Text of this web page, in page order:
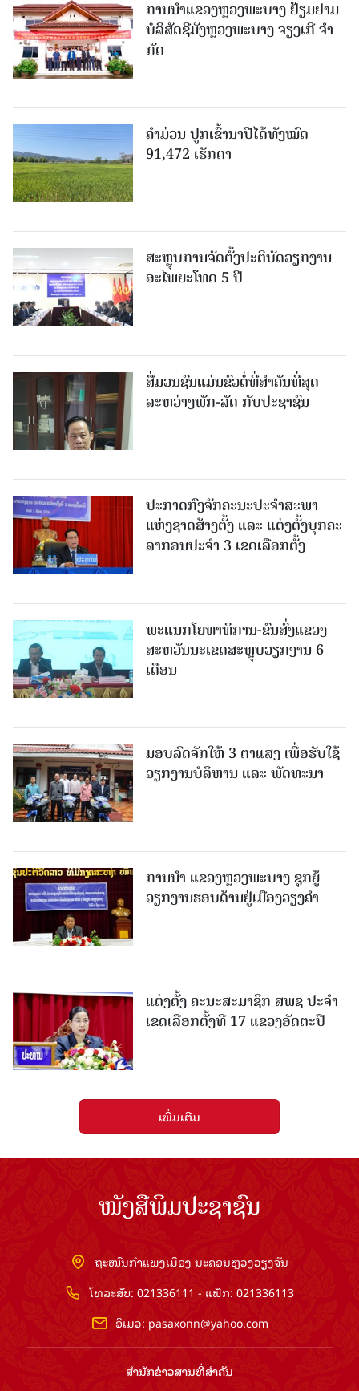
ການນຳແຂວງຫຼວງພະບາງ ຢ້ຽມ​ຢາມ
ບໍ​ລິ​ສັດຊີມັງຫຼວງພະບາງ ຈຽງເກີ ຈໍາ
ກັດ
ຄໍາມ່ວນ ປູກເຂົ້ານາປີໄດ້ທັງໝົດ
91,472 ເຮັກຕາ
ສະຫຼຸບການຈັດຕັ້ງປະຕິບັດວຽກງານ
ອະໄພຍະໂທດ 5 ປີ
ສື່ມວນຊົນແມ່ນຂົວຕໍ່ທີ່ສໍາຄັນທີ່ສຸດ
ລະຫວ່າງພັກ-ລັດ ກັບປະຊາຊົນ
ປະກາດກົງຈັກຄະນະປະຈໍາສະພາ
ແຫ່ງຊາດສ້າງຕັ້ງ ແລະ ແຕ່ງຕັ້ງບຸກຄະ
ລາກອນປະຈໍາ 3 ເຂດເລືອກຕັ້ງ
ພະແນກໂຍທາທິການ-ຂົນສົ່ງແຂວງ
ສະຫວັນນະເຂດສະຫຼຸບວຽກງານ 6
ເດືອນ
ມອບລົດຈັກໃຫ້ 3 ຕາແສງ ເພື່ອຮັບໃຊ້
ວຽກງານບໍລິຫານ ແລະ ພັດທະນາ
ການນຳ ແຂວງຫຼວງພະບາງ ຊຸກຍູ້
ວຽກງານຮອບດ້ານຢູ່ເມືອງວຽງຄໍາ
ແຕ່ງຕັ້ງ ຄະນະສະມາຊິກ ສພຊ ປະຈຳ
ເຂດເລືອກຕັ້ງທີ 17 ແຂວງອັດຕະປື
ເພີ່ມເຕີມ
ໜັງສືພິມປະຊາຊົນ
ຖະໜົນກຳແພງເມືອງ ນະຄອນຫຼວງວຽງຈັນ
ໂທລະສັບ: 021336111 - ແຟັກ: 021336113
ອີເມວ: pasaxonn@yahoo.com
ສຳ​ນັກ​ຂ່າວ​ສານ​ທີ່​ສຳ​ຄັນ​